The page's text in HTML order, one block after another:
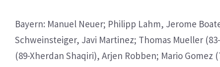
Bayern: Manuel Neuer; Philipp Lahm, Jerome
Schweinsteiger, Javi Martinez; Thomas Mueller
(89-Xherdan Shaqiri), Arjen Robben; Mario Gomez